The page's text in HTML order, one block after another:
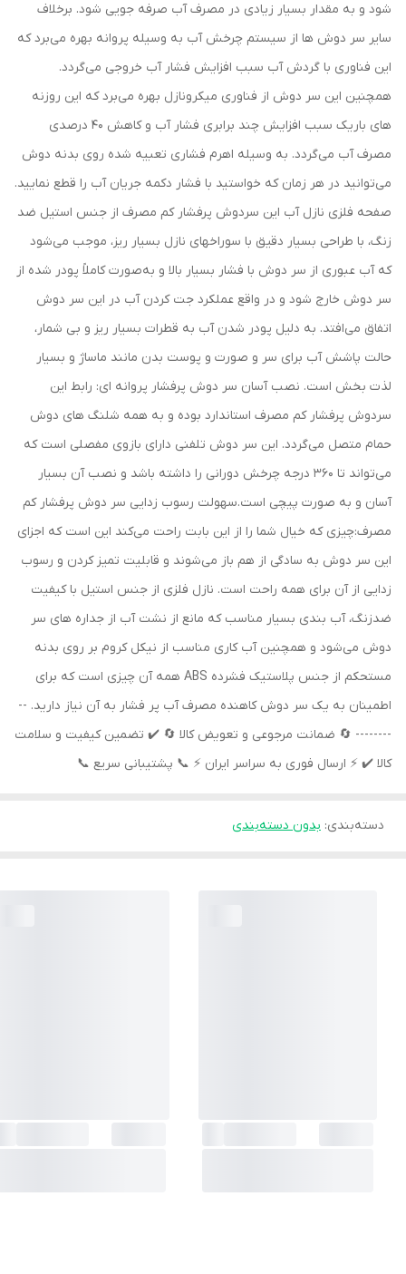
شود و به مقدار بسیار زیادی در مصرف آب صرفه جویی شود. برخلاف
سایر سر دوش ها از سیستم چرخش آب به وسیله پروانه بهره می‌برد که
این فناوری با گردش آب سبب افزایش فشار آب خروجی می‌گردد.
همچنین این سر دوش از فناوری میکرونازل بهره می‌برد که این روزنه
های باریک سبب افزایش چند برابری فشار آب و کاهش 40 درصدی
مصرف آب می‌گردد. به وسیله اهرم فشاری تعبیه شده روی بدنه دوش
می‌توانید در هر زمان که خواستید با فشار دکمه جریان آب را قطع نمایید.
صفحه فلزی نازل آب این سردوش پرفشار کم مصرف از جنس استیل ضد
زنگ، با طراحی بسیار دقیق با سوراخهای نازل بسیار ریز، موجب می‌شود
که آب عبوری از سر دوش با فشار بسیار بالا و به‌صورت کاملاً پودر شده از
سر دوش خارج شود و در واقع عملکرد جت کردن آب در این سر دوش
اتفاق می‌افتد. به دلیل پودر شدن آب به قطرات بسیار ریز و بی شمار،
حالت پاشش آب برای سر و صورت و پوست بدن مانند ماساژ و بسیار
لذت بخش است. نصب آسان سر دوش پرفشار پروانه ای: رابط این
سردوش پرفشار کم مصرف استاندارد بوده و به همه شلنگ های دوش
حمام متصل می‌گردد. این سر دوش تلفنی دارای بازوی مفصلی است که
می‌تواند تا 360 درجه چرخش دورانی را داشته باشد و نصب آن بسیار
آسان و به صورت پیچی است.سهولت رسوب زدایی سر دوش پرفشار کم
مصرف:چیزی که خیال شما را از این بابت راحت می‌کند این است که اجزای
این سر دوش به سادگی از هم باز می‌شوند و قابلیت تمیز کردن و رسوب
زدایی از آن برای همه راحت است. نازل فلزی از جنس استیل با کیفیت
ضدزنگ، آب بندی بسیار مناسب که مانع از نشت آب از جداره های سر
دوش می‌شود و همچنین آب کاری مناسب از نیکل کروم بر روی بدنه
مستحکم از جنس پلاستیک فشرده ABS همه آن چیزی است که برای
اطمینان به یک سر دوش کاهنده مصرف آب پر فشار به آن نیاز دارید. --
-------- 🔄 ضمانت مرجوعی و تعویض کالا 🔄 ✔️ تضمین کیفیت و سلامت
کالا ✔️ ⚡️ ارسال فوری به سراسر ایران ⚡️ 📞 پشتیبانی سریع 📞
دسته‌بندی: بدون دسته‌بندی